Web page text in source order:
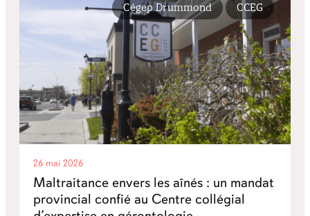
Cégep Drummond CCEG
26 mai 2026
Maltraitance envers les aînés : un mandat
provincial confié au Centre collégial